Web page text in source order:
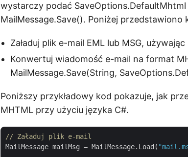
wystarczy podać SaveOptions.DefaultMhtml
MailMessage.Save(). Poniżej
Załaduj plik e-mail EML lub MSG, używając
Konwertuj wiadomość e-mail na format
MailMessage.Save(String,
Poniższy przykładowy kod pokazuje, jak
MHTML przy użyciu języka C#.
// Załaduj plik e-mail
MailMessage mailMsg = MailMessage.Load(